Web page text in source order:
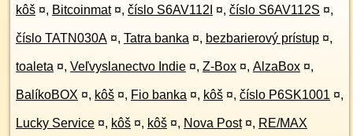
kôš ¤, Bitcoinmat ¤, číslo S6AV112I ¤, číslo S6AV112S ¤,
číslo TATN030A ¤, Tatra banka ¤, bezbarierový prístup ¤,
toaleta ¤, Veľvyslanectvo Indie ¤, Z-Box ¤, AlzaBox ¤,
BalíkoBOX ¤, kôš ¤, Fio banka ¤, kôš ¤, číslo P6SK1001 ¤,
Lucky Service ¤, kôš ¤, kôš ¤, Nova Post ¤, RE/MAX